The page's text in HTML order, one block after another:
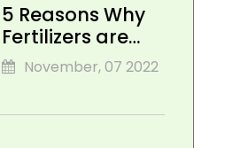
5 Reasons Why
Fertilizers are
Key for
Transforming
November, 07 2022